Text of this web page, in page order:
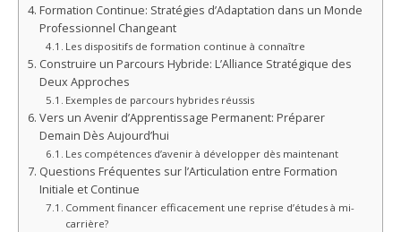
Formation Continue: Stratégies d’Adaptation dans un Monde
Professionnel Changeant
Les dispositifs de formation continue à connaître
Construire un Parcours Hybride: L’Alliance Stratégique des
Deux Approches
Exemples de parcours hybrides réussis
Vers un Avenir d’Apprentissage Permanent: Préparer
Demain Dès Aujourd’hui
Les compétences d’avenir à développer dès maintenant
Questions Fréquentes sur l’Articulation entre Formation
Initiale et Continue
Comment financer efficacement une reprise d’études à mi-
carrière?